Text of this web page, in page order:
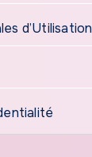
d’Utilisation